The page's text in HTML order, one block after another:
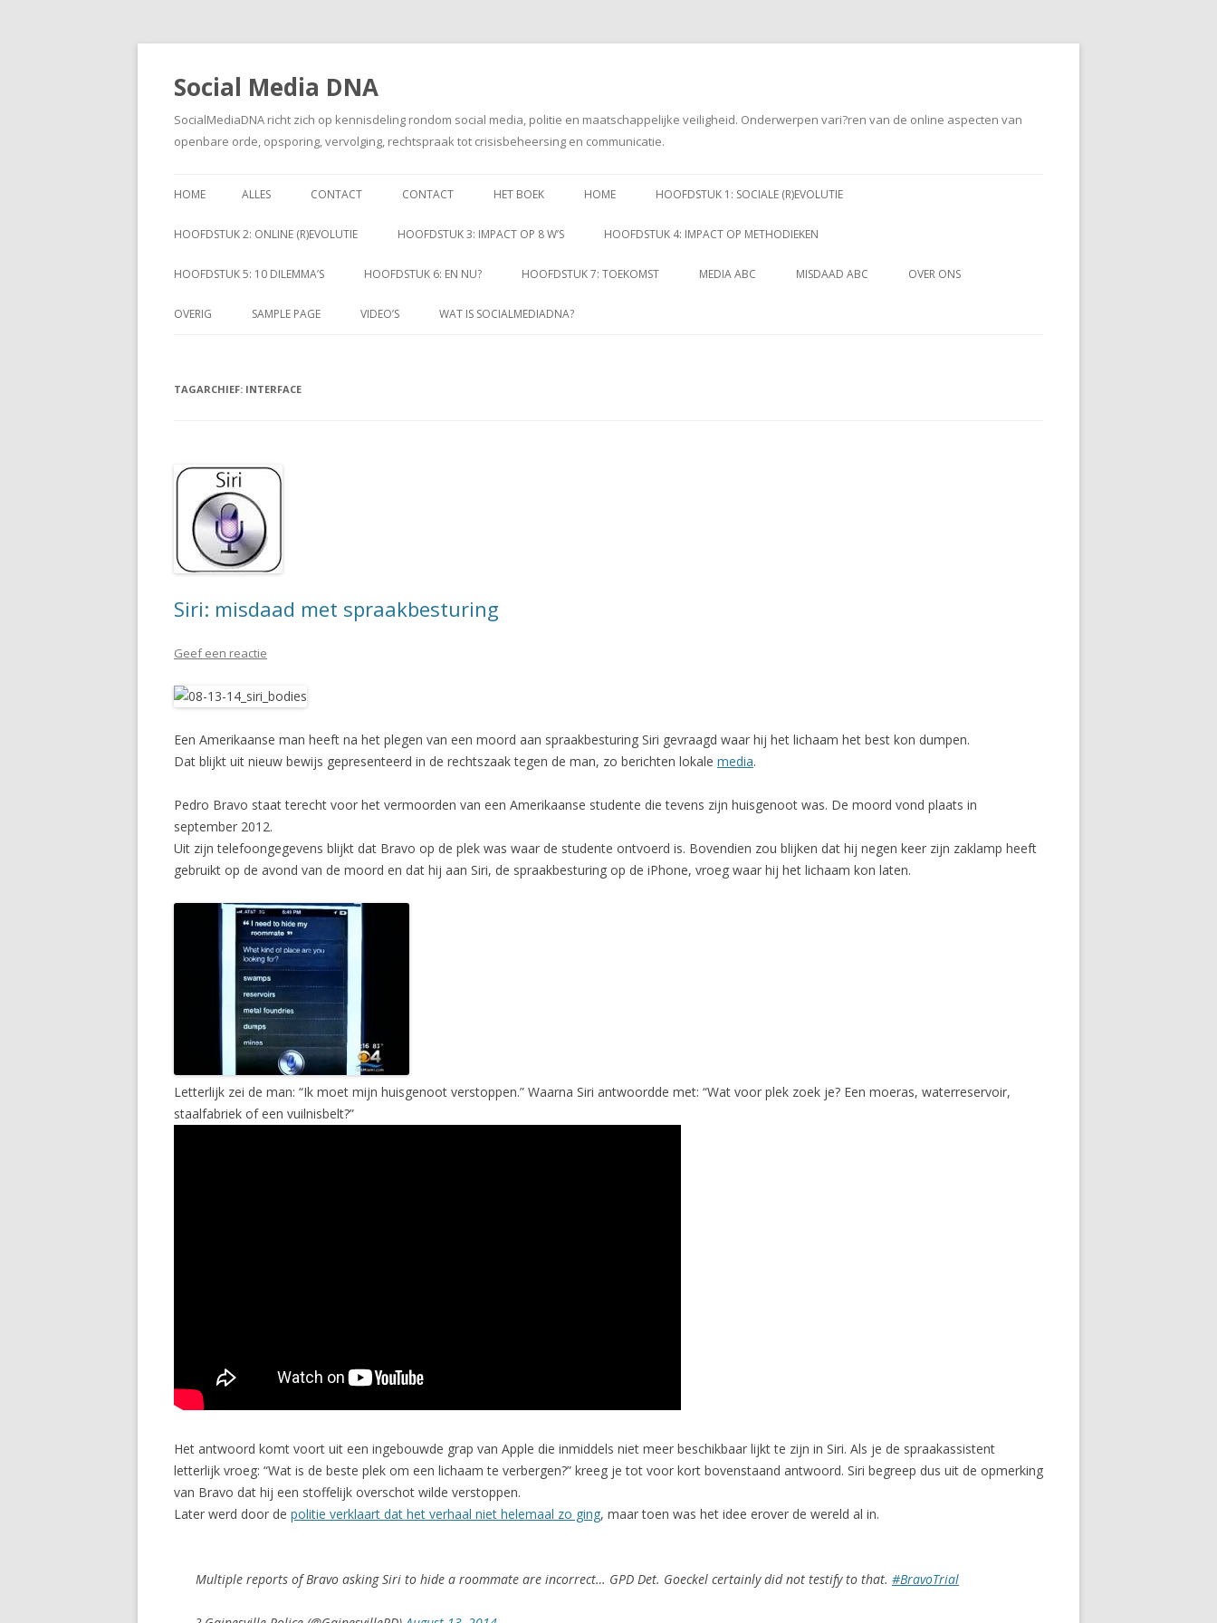
Social Media DNA
SocialMediaDNA richt zich op kennisdeling rondom social media, politie en maatschappelijke veiligheid. Onderwerpen vari?ren van de online aspecten van
openbare orde, opsporing, vervolging, rechtspraak tot crisisbeheersing en communicatie.
naar
HOME ALLES CONTACT CONTACT HET BOEK HOME HOOFDSTUK 1: SOCIALE (R)EVOLUTIE
HOOFDSTUK 2: ONLINE (R)EVOLUTIE HOOFDSTUK 3: IMPACT OP 8 W’S HOOFDSTUK 4: IMPACT OP METHODIEKEN
HOOFDSTUK 5: 10 DILEMMA’S HOOFDSTUK 6: EN NU? HOOFDSTUK 7: TOEKOMST MEDIA ABC MISDAAD ABC OVER ONS
OVERIG SAMPLE PAGE VIDEO’S WAT IS SOCIALMEDIADNA?
TAGARCHIEF: INTERFACE
Siri: misdaad met spraakbesturing
Geef een reactie
Een Amerikaanse man heeft na het plegen van een moord aan spraakbesturing Siri gevraagd waar hij het lichaam het best kon dumpen.
Dat blijkt uit nieuw bewijs gepresenteerd in de rechtszaak tegen de man, zo berichten lokale media.
Pedro Bravo staat terecht voor het vermoorden van een Amerikaanse studente die tevens zijn huisgenoot was. De moord vond plaats in
september 2012.
Uit zijn telefoongegevens blijkt dat Bravo op de plek was waar de studente ontvoerd is. Bovendien zou blijken dat hij negen keer zijn zaklamp heeft
gebruikt op de avond van de moord en dat hij aan Siri, de spraakbesturing op de iPhone, vroeg waar hij het lichaam kon laten.
Letterlijk zei de man: “Ik moet mijn huisgenoot verstoppen.” Waarna Siri antwoordde met: “Wat voor plek zoek je? Een moeras, waterreservoir,
staalfabriek of een vuilnisbelt?”
Het antwoord komt voort uit een ingebouwde grap van Apple die inmiddels niet meer beschikbaar lijkt te zijn in Siri. Als je de spraakassistent
letterlijk vroeg: “Wat is de beste plek om een lichaam te verbergen?” kreeg je tot voor kort bovenstaand antwoord. Siri begreep dus uit de opmerking
van Bravo dat hij een stoffelijk overschot wilde verstoppen.
Later werd door de politie verklaart dat het verhaal niet helemaal zo ging, maar toen was het idee erover de wereld al in.
Multiple reports of Bravo asking Siri to hide a roommate are incorrect… GPD Det. Goeckel certainly did not testify to that. #BravoTrial